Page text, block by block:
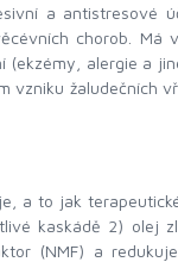
a antistresové
chorob. Má
alergie a
žaludečních
a to jak
kaskádě 2) olej
(NMF) a